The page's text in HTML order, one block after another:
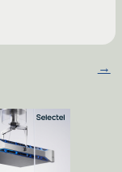
→